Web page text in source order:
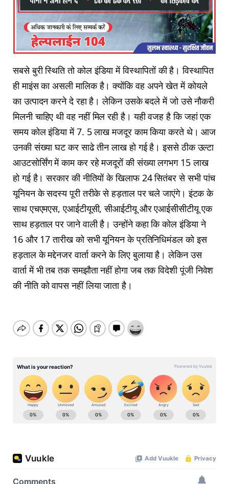
सबसे बुरी स्थिति तो कोल इंडिया में विस्थापितों की है। विस्थापित
ही माइंस का असली मालिक है। क्योंकि वह अपने खेत में कोयले
का उत्पादन करने दे रहा है। लेकिन उसके बदले में जो उसे नौकरी
मिलनी चाहिए थी वह नहीं मिल रही है। यही वजह है कि जहां एक
समय कोल इंडिया में 7. 5 लाख मजदूर काम किया करते थे। आज
उनकी संख्या घट कर साढे तीन लाख हो गई है। इससे ठीक उल्टा
आउटसोर्सिंग में काम कर रहे मजदूरों की संख्या लगभग 15 लाख
हो गई है। सरकार की नीतियों के खिलाफ 24 सितंबर से सभी पांच
यूनियन के सदस्य पूरी तरीके से हड़ताल पर चले जाएंगे। इंटक के
साथ एचएमएस, एआईटीयूसी, सीआईटीयू और एआईसीसीटीयू एक
साथ हड़ताल पर जाने वाली है। उन्होंने कहा कि कोल इंडिया ने
16 और 17 तारीख को सभी यूनियन के प्रतिनिधिमंडल को इस
हड़ताल के मद्देनजर वार्ता करने के लिए बुलाया है। लेकिन उस
वार्ता में भी तब तक समझौता नहीं होगा जब तक विदेशी पूंजी निवेश
की नीति को वापस नहीं लिया जाता है।